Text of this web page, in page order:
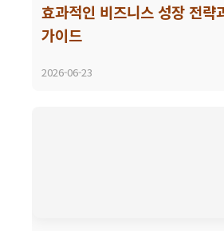
효과적인 비즈니스 성장 전략
가이드
2026-06-23